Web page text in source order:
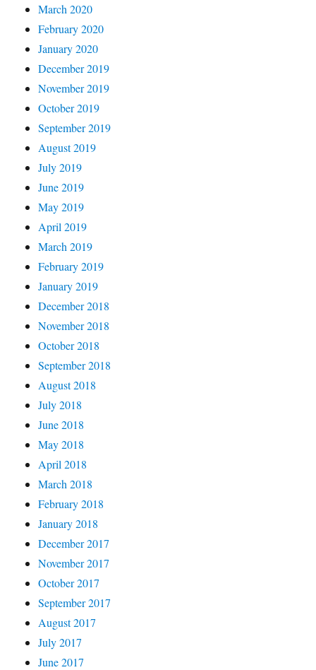
March 2020
February 2020
January 2020
December 2019
November 2019
October 2019
September 2019
August 2019
July 2019
June 2019
May 2019
April 2019
March 2019
February 2019
January 2019
December 2018
November 2018
October 2018
September 2018
August 2018
July 2018
June 2018
May 2018
April 2018
March 2018
February 2018
January 2018
December 2017
November 2017
October 2017
September 2017
August 2017
July 2017
June 2017